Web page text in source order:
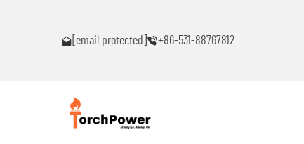
[email protected] +86-531-88767812
anumang problema!